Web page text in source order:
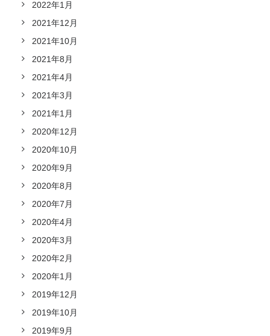
2022年1月
2021年12月
2021年10月
2021年8月
2021年4月
2021年3月
2021年1月
2020年12月
2020年10月
2020年9月
2020年8月
2020年7月
2020年4月
2020年3月
2020年2月
2020年1月
2019年12月
2019年10月
2019年9月